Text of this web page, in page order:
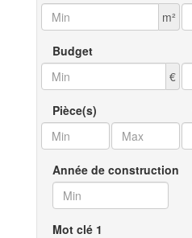
m²
Budget
€
Pièce(s)
Année de construction
Mot clé 1